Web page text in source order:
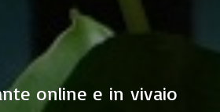
online e in vivaio